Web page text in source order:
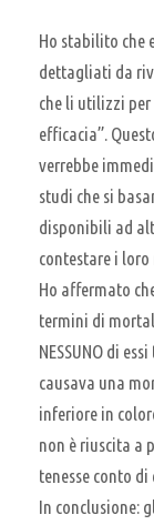
Ho stabilito che
dettagliati da
che li utilizzi
efficacia”.
verrebbe
studi che si
disponibili ad
contestare i
Ho affermato
termini di
NESSUNO di
causava una
inferiore in
non è riuscita a
tenesse conto
In conclusione: